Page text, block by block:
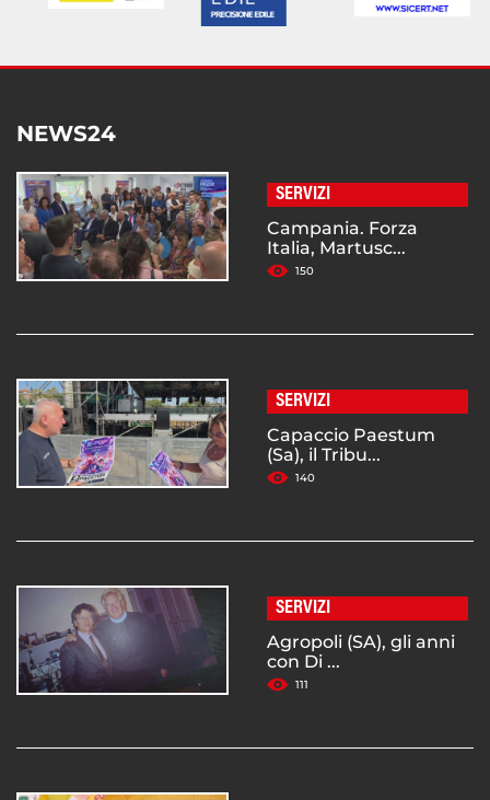
NEWS24
SERVIZI
Campania. Forza
Italia, Martusc...
150
SERVIZI
Capaccio Paestum
(Sa), il Tribu...
140
SERVIZI
Agropoli (SA), gli anni
con Di ...
111